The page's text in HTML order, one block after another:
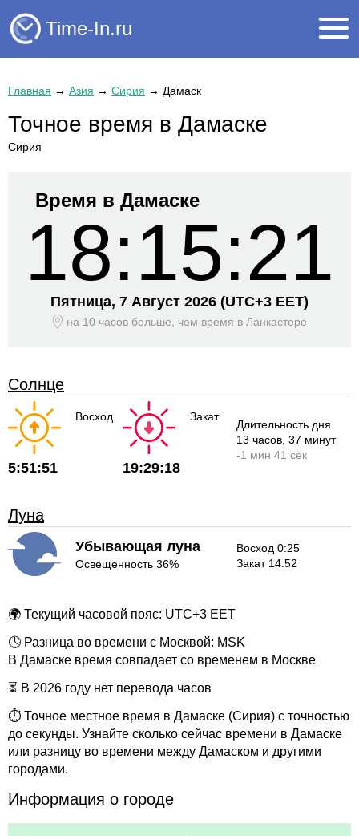
Time-In.ru
Главная → Азия → Сирия → Дамаск
Точное время в Дамаске
Сирия
Время в Дамаске
18:15:21
Пятница, 7 Август 2026 (UTC+3 EET)
на 10 часов больше, чем время в Ланкастере
Солнце
Восход
5:51:51
Закат
19:29:18
Длительность дня
13 часов , 37 минут
-1 мин41 сек
Луна
Убывающая луна
Освещенность 36%
Восход 0:25
Закат 14:52
🌍 Текущий часовой пояс: UTC+3 EET
🕓 Разница во времени с Москвой: MSK
В Дамаске время совпадает со временем в Москве
⏳ В 2026 году нет перевода часов
⏱ Точное местное время в Дамаске (Сирия) с точностью
до секунды. Узнайте сколько сейчас времени в Дамаске
или разницу во времени между Дамаском и другими
городами.
Информация о городе